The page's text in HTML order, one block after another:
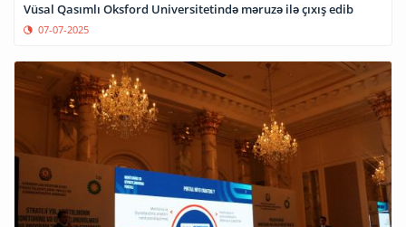
Vüsal Qasımlı Oksford Universitetində məruzə ilə çıxış edib
07-07-2025